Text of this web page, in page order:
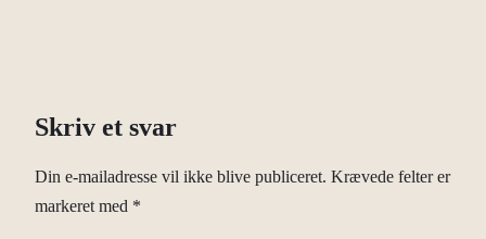
Skriv et svar
Din e-mailadresse vil ikke blive publiceret. Krævede felter er
markeret med *